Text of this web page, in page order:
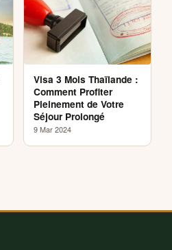
Visa 3 Mois Thaïlande :
Comment Profiter
Pleinement de Votre
Séjour Prolongé
9 Mar 2024